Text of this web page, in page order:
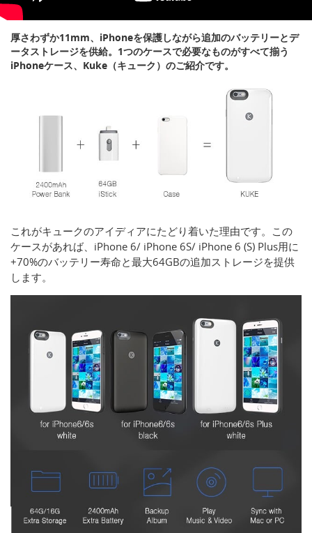
厚さわずか11mm、iPhoneを保護しながら追加のバッテリーとデ
ータストレージを供給。1つのケースで必要なものがすべて揃う
iPhoneケース、Kuke（キューク）のご紹介です。
これがキュークのアイディアにたどり着いた理由です。この
ケースがあれば、iPhone 6/ iPhone 6S/ iPhone 6 (S) Plus用に
+70%のバッテリー寿命と最大64GBの追加ストレージを提供
します。